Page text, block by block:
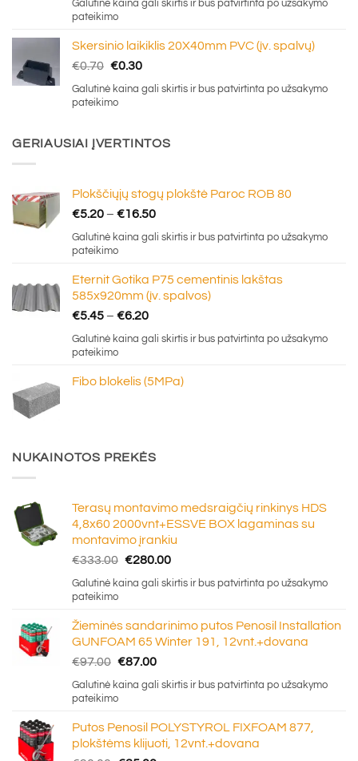
Galutinė kaina gali skirtis ir bus patvirtinta po užsakymo
pateikimo
Skersinio laikiklis 20X40mm PVC (įv. spalvų)
€0.70 Original
price
was:
€0.30Current
price
is:
Galutinė kaina gali skirtis ir bus patvirtinta po užsakymo
pateikimo
GERIAUSIAI ĮVERTINTOS
Plokščiųjų stogų plokštė Paroc ROB 80
€5.20 – €16.50Price
range:
€16.50
Galutinė kaina gali skirtis ir bus patvirtinta po užsakymo
pateikimo
Eternit Gotika P75 cementinis lakštas
585x920mm (įv. spalvos)
€5.45 – €6.20Price
range:
€6.20
Galutinė kaina gali skirtis ir bus patvirtinta po užsakymo
pateikimo
Fibo blokelis (5MPa)
NUKAINOTOS PREKĖS
Terasų montavimo medsraigčių rinkinys HDS
4,8x60 2000vnt+ESSVE BOX lagaminas su
montavimo įrankiu
€333.00 Original
price
was:
€280.00Current
price
Galutinė kaina gali skirtis ir bus patvirtinta po užsakymo
pateikimo
Žieminės sandarinimo putos Penosil Installation
GUNFOAM 65 Winter 191, 12vnt.+dovana
€97.00 Original
price
was:
€87.00Current
price
Galutinė kaina gali skirtis ir bus patvirtinta po užsakymo
pateikimo
Putos Penosil POLYSTYROL FIXFOAM 877,
plokštėms klijuoti, 12vnt.+dovana